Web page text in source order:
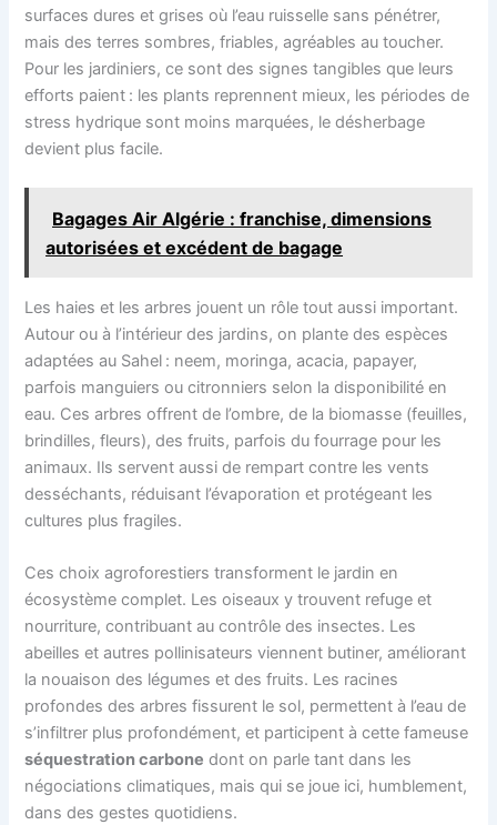
surfaces dures et grises où l’eau ruisselle sans pénétrer,
mais des terres sombres, friables, agréables au toucher.
Pour les jardiniers, ce sont des signes tangibles que leurs
efforts paient : les plants reprennent mieux, les périodes de
stress hydrique sont moins marquées, le désherbage
devient plus facile.
Bagages Air Algérie : franchise, dimensions
autorisées et excédent de bagage
Les haies et les arbres jouent un rôle tout aussi important.
Autour ou à l’intérieur des jardins, on plante des espèces
adaptées au Sahel : neem, moringa, acacia, papayer,
parfois manguiers ou citronniers selon la disponibilité en
eau. Ces arbres offrent de l’ombre, de la biomasse (feuilles,
brindilles, fleurs), des fruits, parfois du fourrage pour les
animaux. Ils servent aussi de rempart contre les vents
desséchants, réduisant l’évaporation et protégeant les
cultures plus fragiles.
Ces choix agroforestiers transforment le jardin en
écosystème complet. Les oiseaux y trouvent refuge et
nourriture, contribuant au contrôle des insectes. Les
abeilles et autres pollinisateurs viennent butiner, améliorant
la nouaison des légumes et des fruits. Les racines
profondes des arbres fissurent le sol, permettent à l’eau de
s’infiltrer plus profondément, et participent à cette fameuse
séquestration carbone dont on parle tant dans les
négociations climatiques, mais qui se joue ici, humblement,
dans des gestes quotidiens.